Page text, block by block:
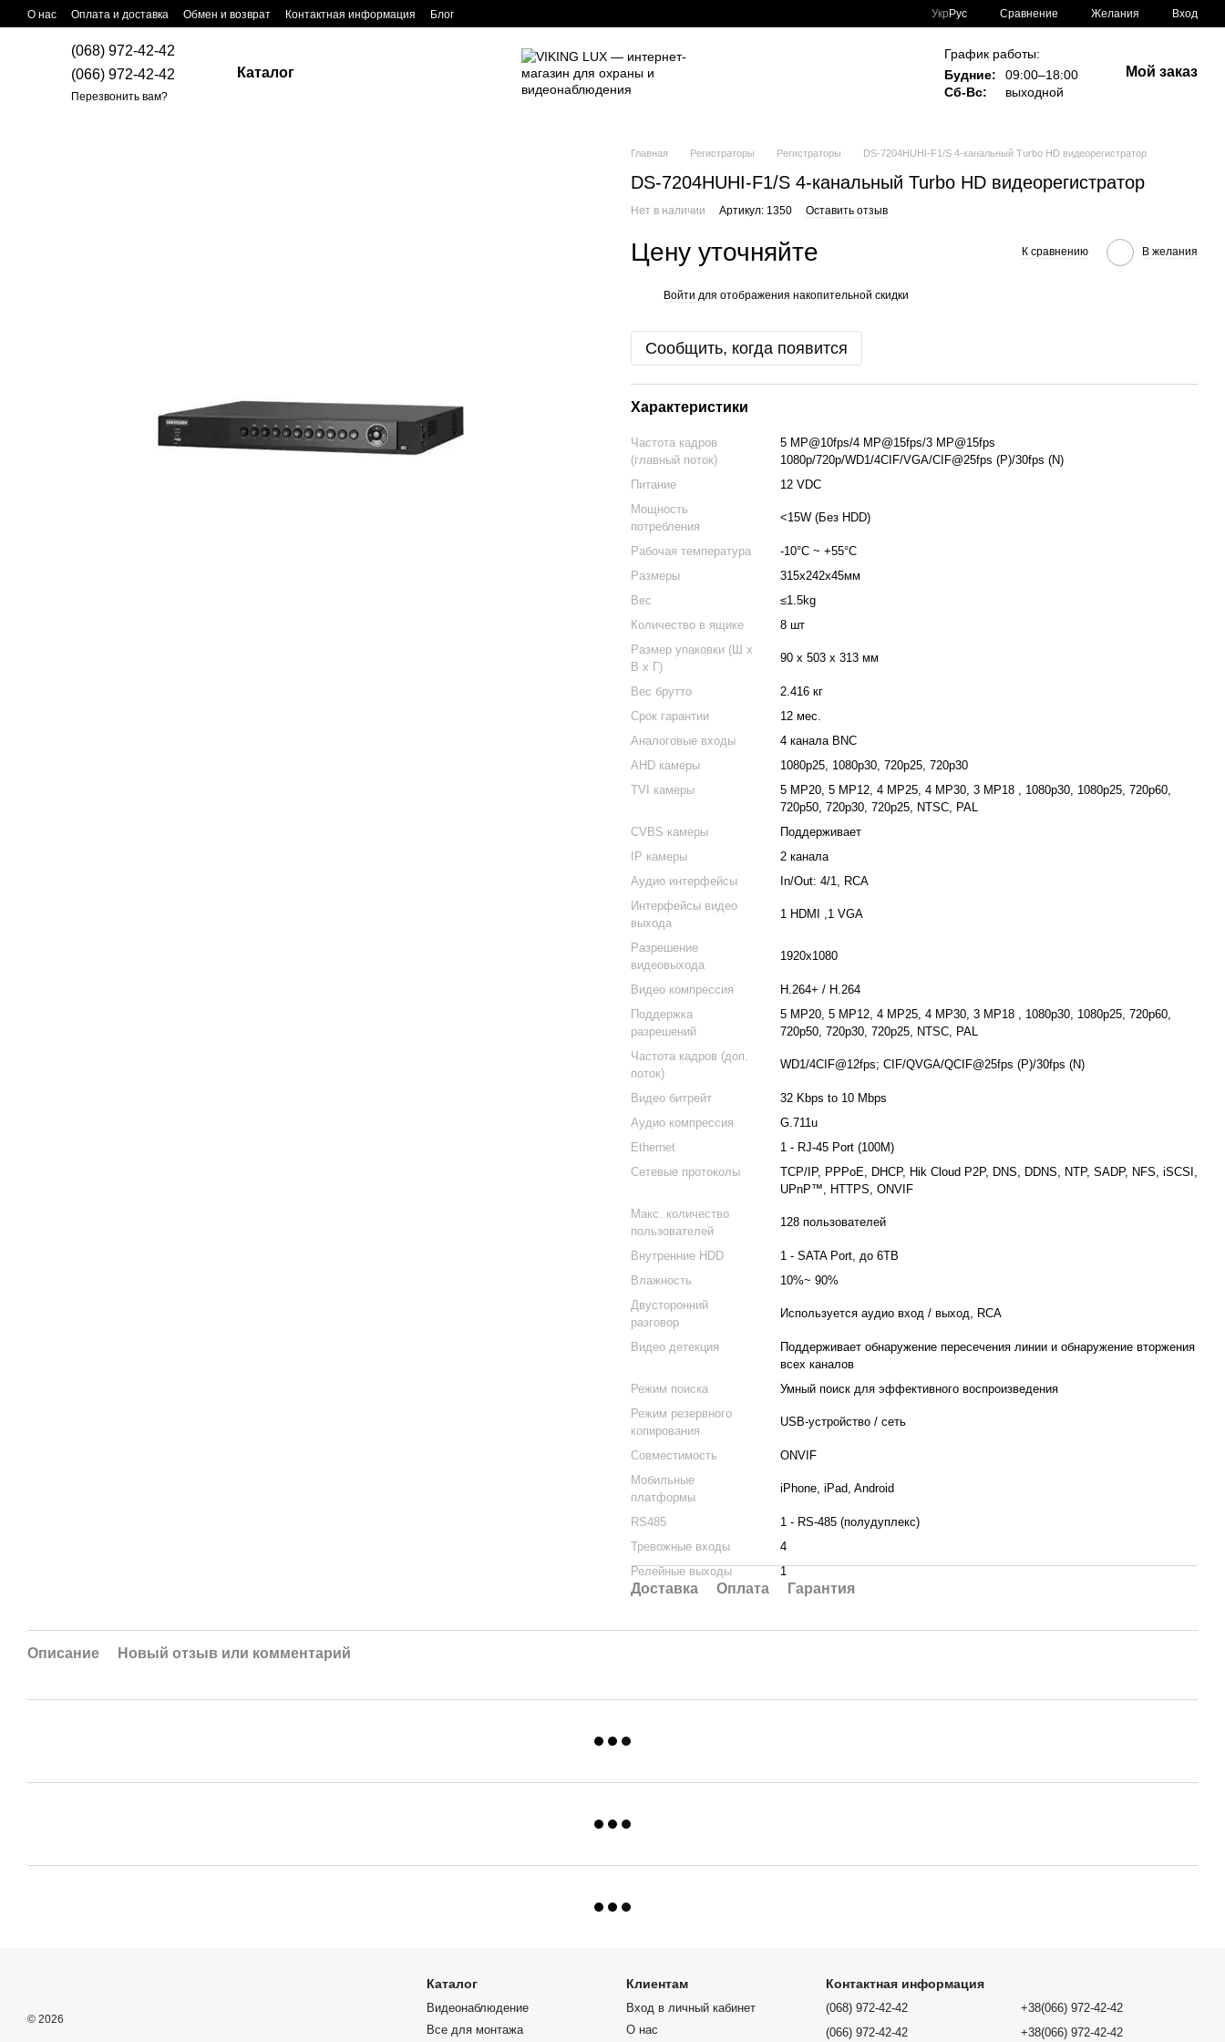
Перейти к основному контенту
О нас Оплата и доставка Обмен и возврат Контактная информация Блог Укр Рус Сравнение Желания Вход
(068) 972-42-42
(066) 972-42-42
Перезвонить вам?
Каталог
График работы:
Будние:
09:00–18:00
Сб-Вс:
выходной
Мой заказ
Главная Регистраторы Регистраторы DS-7204HUHI-F1/S 4-канальный Turbo HD видеорегистратор
DS-7204HUHI-F1/S 4-канальный Turbo HD видеорегистратор
Нет в наличии Артикул: 1350 Оставить отзыв
Цену уточняйте К сравнению В желания
Войти для отображения накопительной скидки
Сообщить, когда появится
Характеристики
Частота кадров
(главный поток)
5 MP@10fps/4 MP@15fps/3 MP@15fps
1080p/720p/WD1/4CIF/VGA/CIF@25fps (P)/30fps (N)
Питание
12 VDC
Мощность
потребления
<15W (Без HDD)
Рабочая температура
-10°C ~ +55°C
Размеры
315x242x45мм
Вес
≤1.5kg
Количество в ящике
8 шт
Размер упаковки (Ш х
В х Г)
90 x 503 x 313 мм
Вес брутто
2.416 кг
Срок гарантии
12 мес.
Аналоговые входы
4 канала BNC
AHD камеры
1080p25, 1080p30, 720p25, 720p30
TVI камеры
5 MP20, 5 MP12, 4 MP25, 4 MP30, 3 MP18 , 1080p30, 1080p25, 720p60,
720p50, 720p30, 720p25, NTSC, PAL
CVBS камеры
Поддерживает
IP камеры
2 канала
Аудио интерфейсы
In/Out: 4/1, RCA
Интерфейсы видео
выхода
1 HDMI ,1 VGA
Разрешение
видеовыхода
1920x1080
Видео компрессия
H.264+ / H.264
Поддержка
разрешений
5 MP20, 5 MP12, 4 MP25, 4 MP30, 3 MP18 , 1080p30, 1080p25, 720p60,
720p50, 720p30, 720p25, NTSC, PAL
Частота кадров (доп.
поток)
WD1/4CIF@12fps; CIF/QVGA/QCIF@25fps (P)/30fps (N)
Видео битрейт
32 Kbps to 10 Mbps
Аудио компрессия
G.711u
Ethernet
1 - RJ-45 Port (100M)
Сетевые протоколы
TCP/IP, PPPoE, DHCP, Hik Cloud P2P, DNS, DDNS, NTP, SADP, NFS, iSCSI,
UPnP™, HTTPS, ONVIF
Макс. количество
пользователей
128 пользователей
Внутренние HDD
1 - SATA Port, до 6TB
Влажность
10%~ 90%
Двусторонний
разговор
Используется аудио вход / выход, RCA
Видео детекция
Поддерживает обнаружение пересечения линии и обнаружение вторжения
всех каналов
Режим поиска
Умный поиск для эффективного воспроизведения
Режим резервного
копирования
USB-устройство / сеть
Совместимость
ONVIF
Мобильные
платформы
iPhone, iPad, Android
RS485
1 - RS-485 (полудуплекс)
Тревожные входы
4
Релейные выходы
1
Доставка Оплата Гарантия
Описание Новый отзыв или комментарий
© 2026
Каталог
Видеонаблюдение
Все для монтажа
Клиентам
Вход в личный кабинет
О нас
Контактная информация
(068) 972-42-42
(066) 972-42-42
+38(066) 972-42-42
+38(066) 972-42-42